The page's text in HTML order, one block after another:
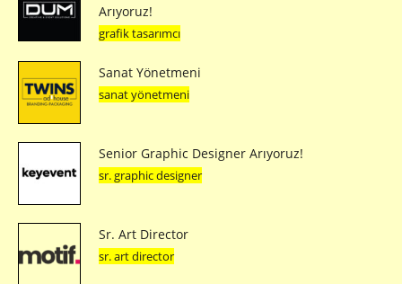
Arıyoruz!
grafik tasarımcı
Sanat Yönetmeni
sanat yönetmeni
Senior Graphic Designer Arıyoruz!
sr. graphic designer
Sr. Art Director
sr. art director